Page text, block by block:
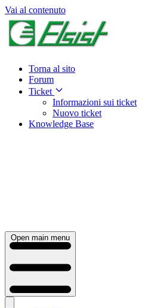
Vai al contenuto
Torna al sito
Forum
Ticket
Informazioni sui ticket
Nuovo ticket
Knowledge Base
Open main menu